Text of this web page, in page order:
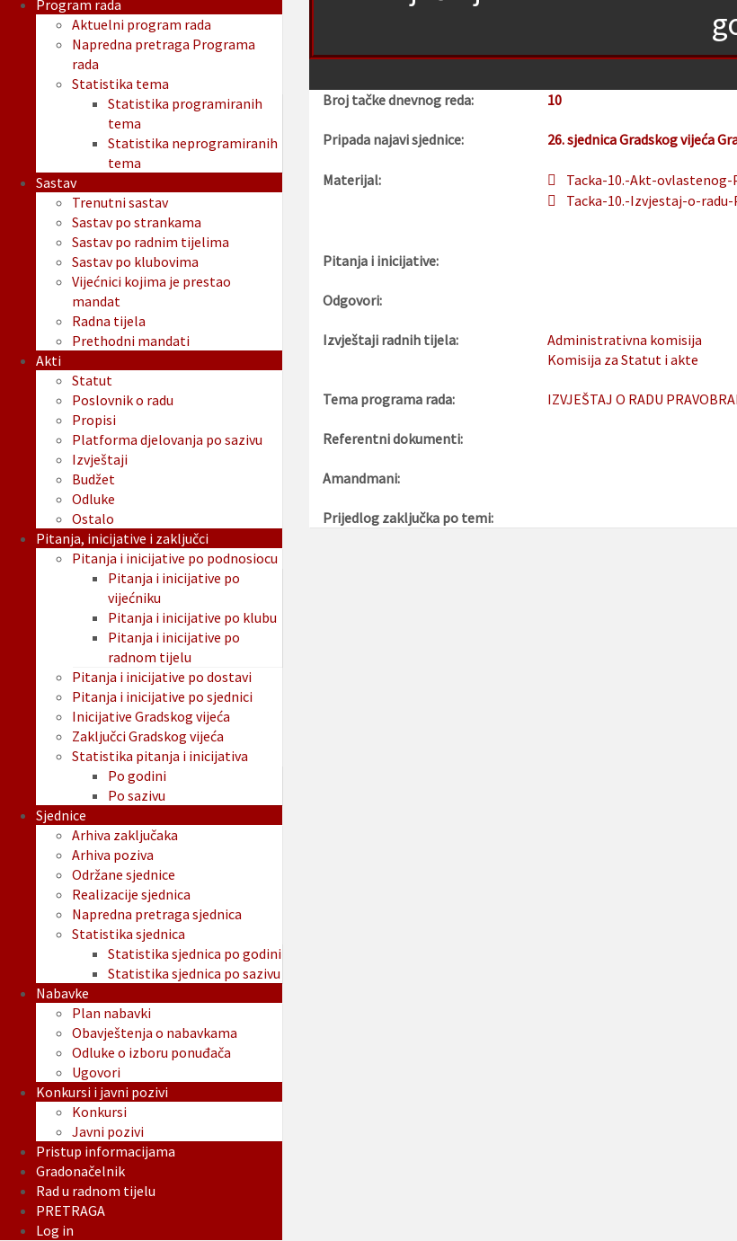
Broj tačke dnevnog reda: 10
Pripada najavi sjednice: 26. sjednica Gradskog vijeća
Materijal:
Tacka-10.-Akt-
Tacka-10.-Izvjestaj-o-
Pitanja i inicijative:
Odgovori:
Izvještaji radnih tijela:
Administrativna komisija
Komisija za Statut i akte
Tema programa rada: IZVJEŠTAJ O RADU
Referentni dokumenti:
Amandmani:
Prijedlog zaključka po temi:
Program rada
Aktuelni program rada
Napredna pretraga Programa
rada
Statistika tema
Statistika programiranih
tema
Statistika neprogramiranih
tema
Sastav
Trenutni sastav
Sastav po strankama
Sastav po radnim tijelima
Sastav po klubovima
Vijećnici kojima je prestao
mandat
Radna tijela
Prethodni mandati
Akti
Statut
Poslovnik o radu
Propisi
Platforma djelovanja po sazivu
Izvještaji
Budžet
Odluke
Ostalo
Pitanja, inicijative i zaključci
Pitanja i inicijative po podnosiocu
Pitanja i inicijative po
vijećniku
Pitanja i inicijative po klubu
Pitanja i inicijative po
radnom tijelu
Pitanja i inicijative po dostavi
Pitanja i inicijative po sjednici
Inicijative Gradskog vijeća
Zaključci Gradskog vijeća
Statistika pitanja i inicijativa
Po godini
Po sazivu
Sjednice
Arhiva zaključaka
Arhiva poziva
Održane sjednice
Realizacije sjednica
Napredna pretraga sjednica
Statistika sjednica
Statistika sjednica po godini
Statistika sjednica po sazivu
Nabavke
Plan nabavki
Obavještenja o nabavkama
Odluke o izboru ponuđača
Ugovori
Konkursi i javni pozivi
Konkursi
Javni pozivi
Pristup informacijama
Gradonačelnik
Rad u radnom tijelu
PRETRAGA
Log in